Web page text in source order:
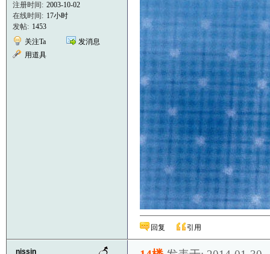
注册时间: 2003-10-02
在线时间: 17小时
发帖: 1453
关注Ta
发消息
用道具
回复 引用
nissin